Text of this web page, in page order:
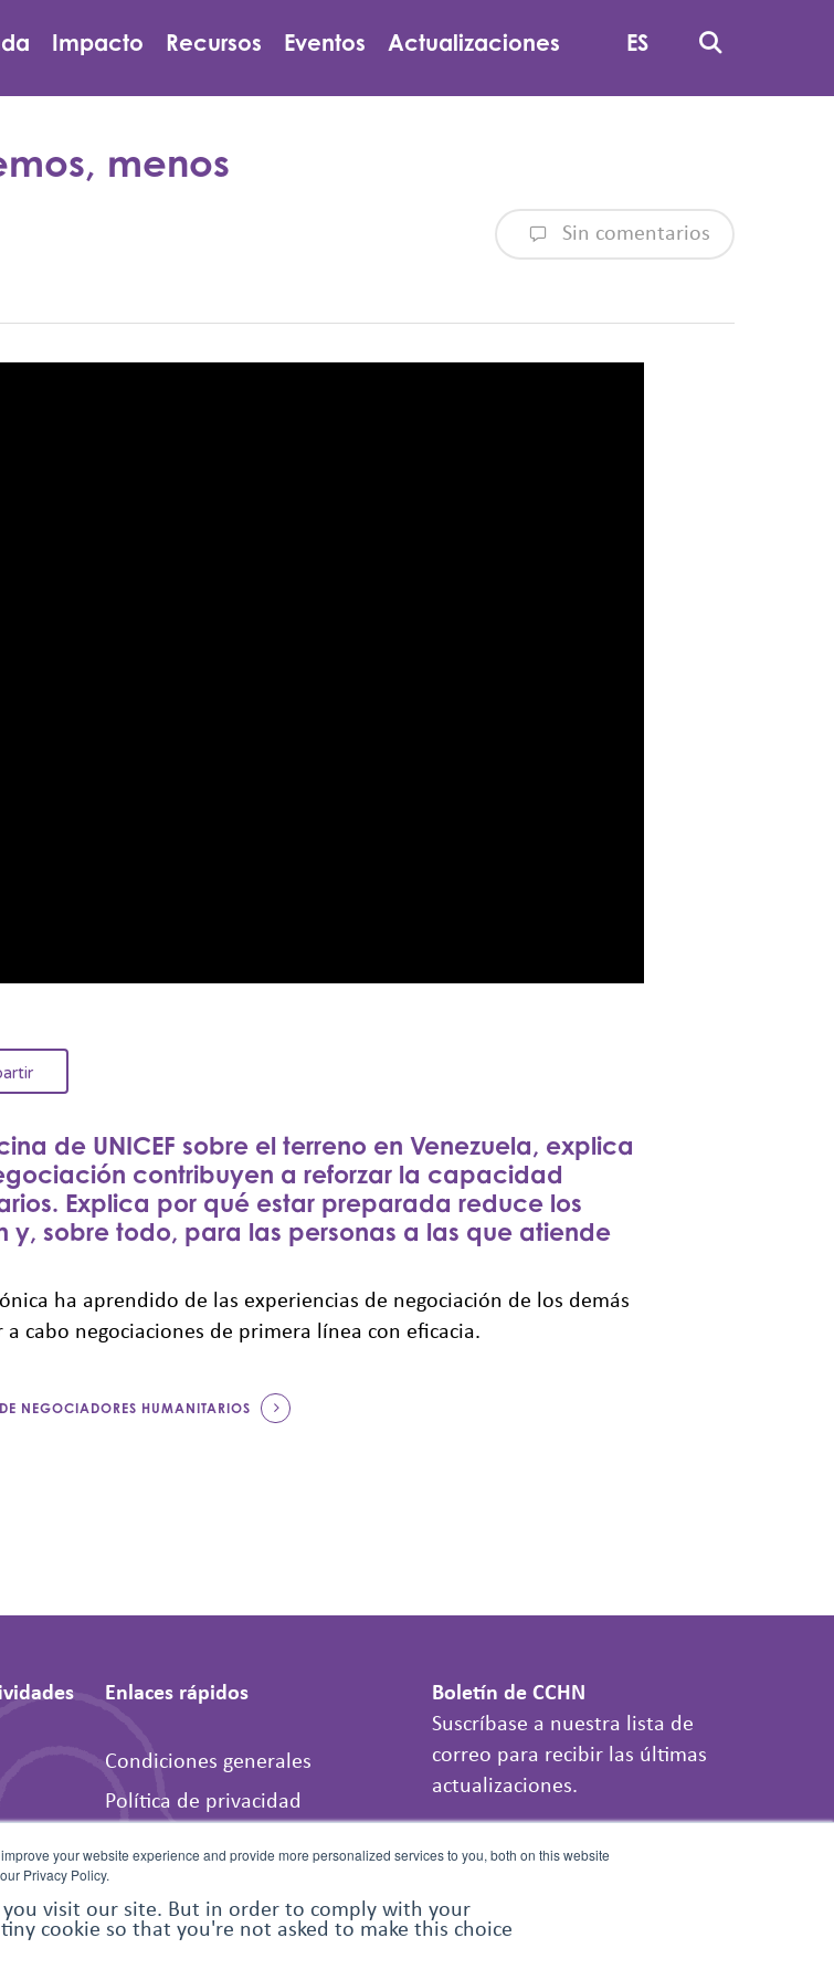
your website experience and provide more personalized services to you, both on this website
Privacy Policy.
visit our site. But in order to comply with your
cookie so that you're not asked to make this choice
Impacto Recursos Eventos Actualizaciones ES
menos
Sin comentarios
de UNICEF sobre el terreno en Venezuela, explica
contribuyen a reforzar la capacidad
Explica por qué estar preparada reduce los
y, sobre todo, para las personas a las que atiende
ha aprendido de las experiencias de negociación de los demás
cabo negociaciones de primera línea con eficacia.
NEGOCIADORES HUMANITARIOS
Enlaces rápidos
Condiciones generales
Política de privacidad
Póngase en contacto con
nosotros
Boletín de CCHN
Suscríbase a nuestra lista de
correo para recibir las últimas
actualizaciones.
INSCRÍBETE